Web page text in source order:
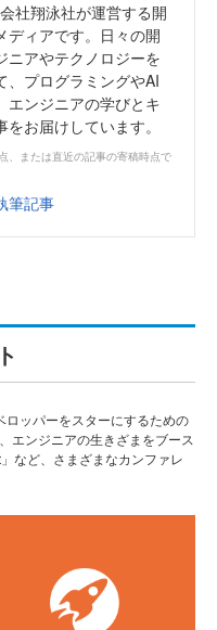
社翔泳社が運営する開
ディアです。日々の開
ニアやテクノロジーを
、プログラミングやAI
エンジニアの学びとキ
お届けしています。
、または直近の記事の寄稿時点で
筆記事
ッパーをスターにするための
エンジニアの生きざまをブース
など、さまざまなカンファレ